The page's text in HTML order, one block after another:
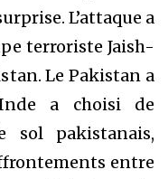
L’attaque a
terroriste Jaish-
Le Pakistan a
a choisi de
pakistanais,
entre